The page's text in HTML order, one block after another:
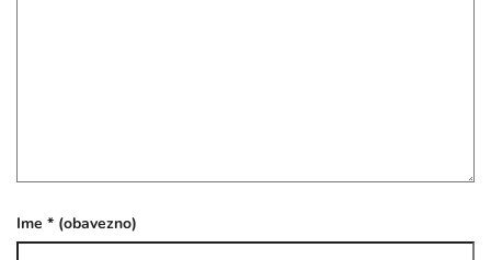
Ime * (obavezno)